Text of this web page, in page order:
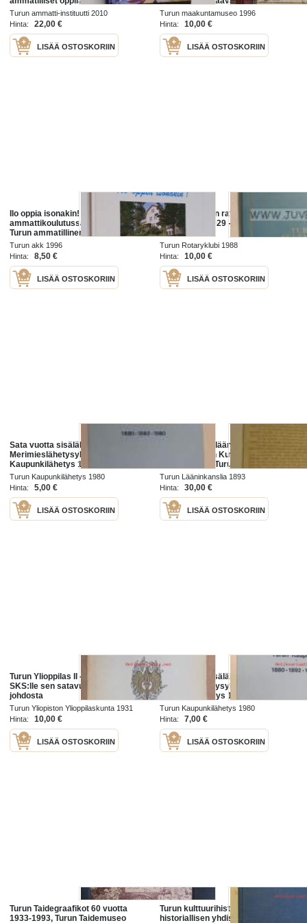
edeltäjät vuoteen 2009 - Turun
kaupungin ammatilliset oppilaitok...
Turun ammatti-instituutti 2010
Hinta:
22,00 €
LISÄÄ OSTOSKORIIN
keskiajalta vuoden 1827
suurpaloon
Turun maakuntamuseo 1996
Hinta:
10,00 €
LISÄÄ OSTOSKORIIN
Ilo oppia isonakin! - Turun
ammattikoulutussäätiö 25 vuotta,
Turun ammatillinen
aikuiskoulutuskeskus 20 vuotta
Turun akk 1996
Hinta:
8,50 €
LISÄÄ OSTOSKORIIN
Turun kultainen ratas - Turun
Rotaryklubi 1929 - 1989 Åbo
Rotaryklubb
Turun Rotaryklubi 1988
Hinta:
10,00 €
LISÄÄ OSTOSKORIIN
Sata vuotta sisälähetystä. Turun
Merimieslähetysyhdistys - Turun
Kaupunkilähetys 1880-1892-1980
Turun Kaupunkilähetys 1980
Hinta:
5,00 €
LISÄÄ OSTOSKORIIN
Turun ja Porin läänin sekä
Ahvenanmaan Kuvernöörin päätös
ajoista, jolloin Turun kaupungin
ravintoloita ja sveitsereitä sekä
ravintola- ja anniskelupa
Turun Lääninkanslia 1893
Hinta:
30,00 €
LISÄÄ OSTOSKORIIN
Turun Ylioppilas II - Omistettu
SKS:lle sen satavuotisjuhlan
johdosta
Turun Yliopiston Ylioppilaskunta 1931
Hinta:
10,00 €
LISÄÄ OSTOSKORIIN
Sata vuotta sisälähetystä. Turun
Merimieslähetysyhdistys - Turun
Kaupunkilähetys 1880-1892-1980
Turun Kaupunkilähetys 1980
Hinta:
7,00 €
LISÄÄ OSTOSKORIIN
Turun Taidegraafikot 60 vuotta
1933-1993, Turun Taidemuseo
Turun kulttuurihistoriaa. Turun
historiallisen yhdistyksen